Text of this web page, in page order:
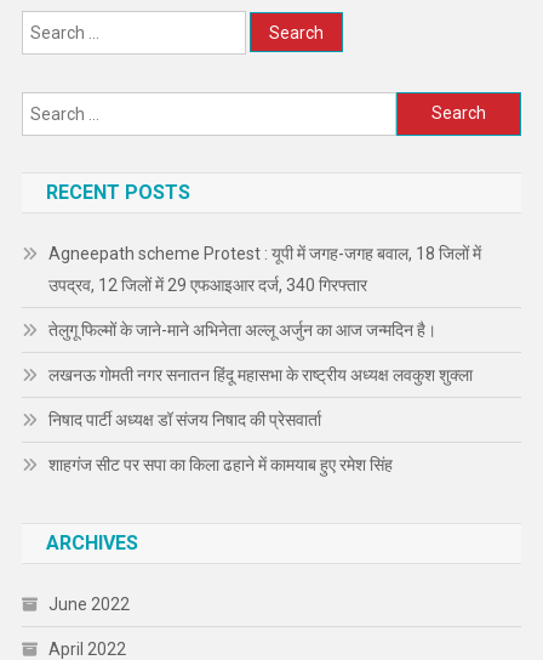
Search
for:
Search
for:
RECENT POSTS
Agneepath scheme Protest : यूपी में जगह-जगह बवाल, 18 जिलों में
उपद्रव, 12 जिलों में 29 एफआइआर दर्ज, 340 गिरफ्तार
तेलुगू फिल्मों के जाने-माने अभिनेता अल्लू अर्जुन का आज जन्मदिन है।
लखनऊ गोमती नगर सनातन हिंदू महासभा के राष्ट्रीय अध्यक्ष लवकुश शुक्ला
निषाद पार्टी अध्यक्ष डॉ संजय निषाद की प्रेसवार्ता
शाहगंज सीट पर सपा का किला ढहाने में कामयाब हुए रमेश सिंह
ARCHIVES
June 2022
April 2022